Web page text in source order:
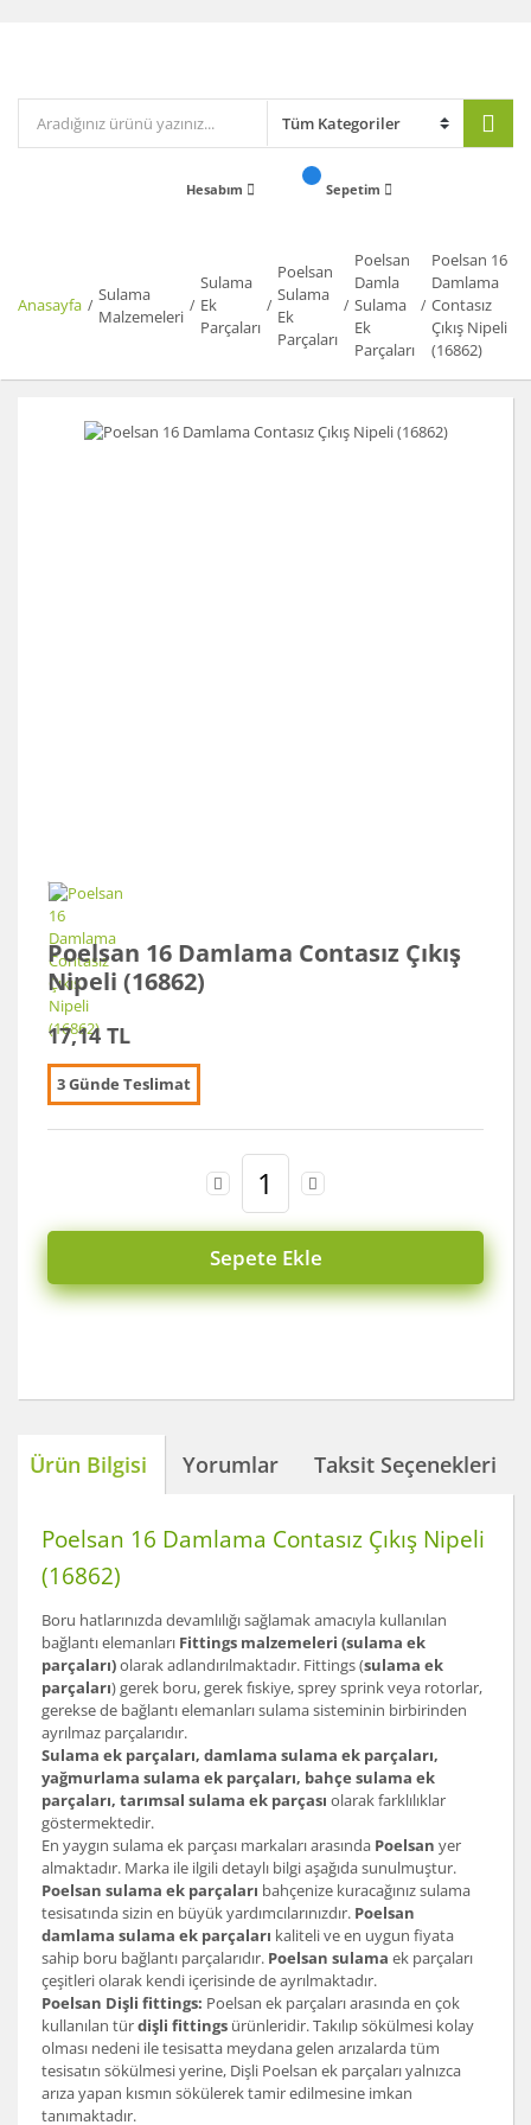
Hesabım Sepetim
Anasayfa
Sulama
Malzemeleri
Sulama
Ek
Parçaları
Poelsan
Sulama
Ek
Parçaları
Poelsan
Damla
Sulama
Ek
Parçaları
Poelsan 16
Damlama
Contasız
Çıkış Nipeli
(16862)
Poelsan 16 Damlama Contasız Çıkış
Nipeli (16862)
17,14 TL
3 Günde Teslimat
Sepete Ekle
Ürün Bilgisi Yorumlar Taksit Seçenekleri
Poelsan 16 Damlama Contasız Çıkış Nipeli
(16862)
Boru hatlarınızda devamlılığı sağlamak amacıyla kullanılan
bağlantı elemanları Fittings malzemeleri (sulama ek
parçaları)olarak adlandırılmaktadır. Fittings (sulama ek
parçaları) gerek boru, gerek fıskiye, sprey sprink veya rotorlar,
gerekse de bağlantı elemanları sulama sisteminin birbirinden
ayrılmaz parçalarıdır.
Sulama ek parçaları, damlama sulama ek parçaları,
yağmurlama sulama ek parçaları, bahçe sulama ek
parçaları, tarımsal sulama ek parçası olarak farklılıklar
göstermektedir.
En yaygın sulama ek parçası markaları arasında Poelsan yer
almaktadır. Marka ile ilgili detaylı bilgi aşağıda sunulmuştur.
Poelsan sulama ek parçaları bahçenize kuracağınız sulama
tesisatında sizin en büyük yardımcılarınızdır. Poelsan
damlama sulama ek parçaları kaliteli ve en uygun fiyata
sahip boru bağlantı parçalarıdır. Poelsan sulama ek parçaları
çeşitleri olarak kendi içerisinde de ayrılmaktadır.
Poelsan Dişli fittings: Poelsan ek parçaları arasında en çok
kullanılan türdişli fittings ürünleridir. Takılıp sökülmesi kolay
olması nedeni ile tesisatta meydana gelen arızalarda tüm
tesisatın sökülmesi yerine, Dişli Poelsan ek parçaları yalnızca
arıza yapan kısmın sökülerek tamir edilmesine imkan
tanımaktadır.